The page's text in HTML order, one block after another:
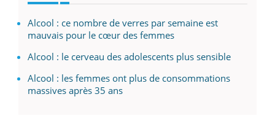
Alcool : ce nombre de verres par semaine est
mauvais pour le cœur des femmes
Alcool : le cerveau des adolescents plus sensible
Alcool : les femmes ont plus de consommations
massives après 35 ans